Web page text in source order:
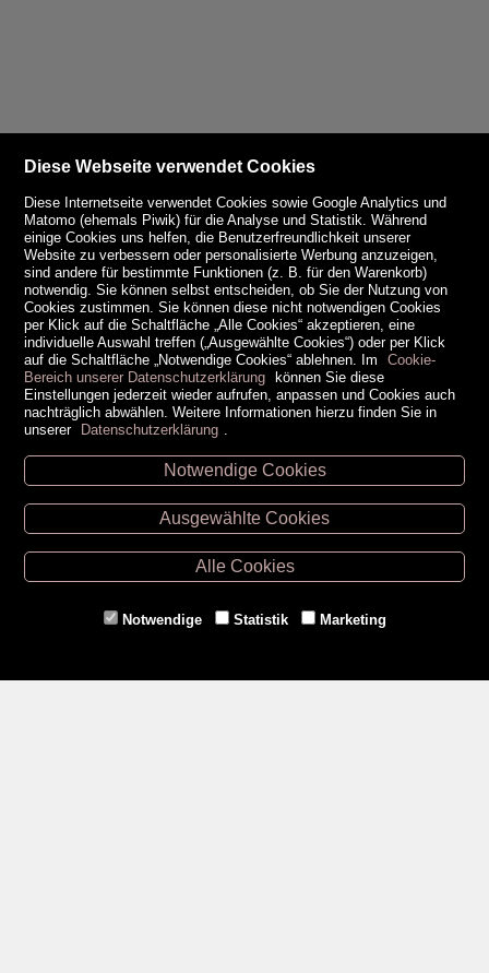
Unsere Öffnungszeiten
Retz -02942/20433
Hollabrunn -02952/30057
Eggenburg -02984/3836
Gmünd -
Diese Webseite verwendet Cookies
Diese Internetseite verwendet Cookies sowie Google Analytics und
Matomo (ehemals Piwik) für die Analyse und Statistik. Während
einige Cookies uns helfen, die Benutzerfreundlichkeit unserer
Website zu verbessern oder personalisierte Werbung anzuzeigen,
sind andere für bestimmte Funktionen (z. B. für den Warenkorb)
notwendig. Sie können selbst entscheiden, ob Sie der Nutzung von
Cookies zustimmen. Sie können diese nicht notwendigen Cookies
per Klick auf die Schaltfläche „Alle Cookies“ akzeptieren, eine
individuelle Auswahl treffen („Ausgewählte Cookies“) oder per Klick
auf die Schaltfläche „Notwendige Cookies“ ablehnen. Im
Cookie-
Bereich unserer Datenschutzerklärung können Sie diese
Einstellungen jederzeit wieder aufrufen, anpassen und Cookies auch
nachträglich abwählen. Weitere Informationen hierzu finden Sie in
unserer Datenschutzerklärung
Notwendige Cookies
Ausgewählte Cookies
Alle Cookies
Notwendige Statistik Marketing